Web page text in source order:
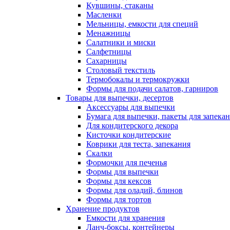
Кувшины, стаканы
Масленки
Мельницы, емкости для специй
Менажницы
Салатники и миски
Салфетницы
Сахарницы
Столовый текстиль
Термобокалы и термокружки
Формы для подачи салатов, гарниров
Товары для выпечки, десертов
Аксессуары для выпечки
Бумага для выпечки, пакеты для
Для кондитерского декора
Кисточки кондитерские
Коврики для теста, запекания
Скалки
Формочки для печенья
Формы для выпечки
Формы для кексов
Формы для оладий, блинов
Формы для тортов
Хранение продуктов
Емкости для хранения
Ланч-боксы, контейнеры